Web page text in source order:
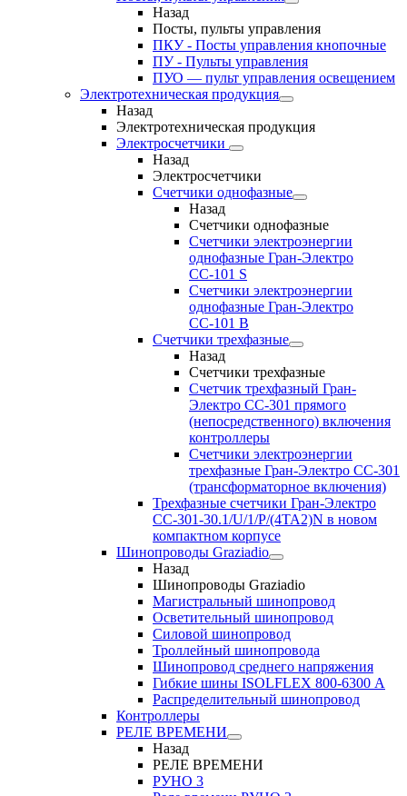
Назад
Посты, пульты управления
ПКУ - Посты управления кнопочные
ПУ - Пульты управления
ПУО — пульт управления освещением
Электротехническая продукция
Назад
Электротехническая продукция
Электросчетчики
Назад
Электросчетчики
Счетчики однофазные
Назад
Счетчики однофазные
Счетчики электроэнергии
однофазные Гран-Электро
СС-101 S
Счетчики электроэнергии
однофазные Гран-Электро
СС-101 B
Счетчики трехфазные
Назад
Счетчики трехфазные
Счетчик трехфазный Гран-
Электро CC-301 прямого
(непосредственного) включения
контроллеры
Счетчики электроэнергии
трехфазные Гран-Электро CC-301
(трансформаторное включения)
Трехфазные счетчики Гран-Электро
СС-301-30.1/U/1/P/(4TA2)N в новом
компактном корпусе
Шинопроводы Graziadio
Назад
Шинопроводы Graziadio
Магистральный шинопровод
Осветительный шинопровод
Силовой шинопровод
Троллейный шинопровода
Шинопровод среднего напряжения
Гибкие шины ISOLFLEX 800-6300 А
Распределительный шинопровод
Контроллеры
РЕЛЕ ВРЕМЕНИ
Назад
РЕЛЕ ВРЕМЕНИ
РУНО 3